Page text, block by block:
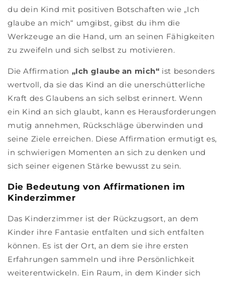
du dein Kind mit positiven Botschaften wie „Ich
glaube an mich“ umgibst, gibst du ihm die
Werkzeuge an die Hand, um an seinen Fähigkeiten
zu zweifeln und sich selbst zu motivieren.
Die Affirmation „Ich glaube an mich“ ist besonders
wertvoll, da sie das Kind an die unerschütterliche
Kraft des Glaubens an sich selbst erinnert. Wenn
ein Kind an sich glaubt, kann es Herausforderungen
mutig annehmen, Rückschläge überwinden und
seine Ziele erreichen. Diese Affirmation ermutigt es,
in schwierigen Momenten an sich zu denken und
sich seiner eigenen Stärke bewusst zu sein.
Die Bedeutung von Affirmationen im
Kinderzimmer
Das Kinderzimmer ist der Rückzugsort, an dem
Kinder ihre Fantasie entfalten und sich entfalten
können. Es ist der Ort, an dem sie ihre ersten
Erfahrungen sammeln und ihre Persönlichkeit
weiterentwickeln. Ein Raum, in dem Kinder sich